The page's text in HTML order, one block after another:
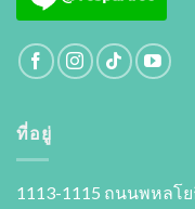
ที่อยู่
1113-1115 ถนนพหลโ